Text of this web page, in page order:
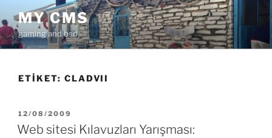
geç MY CMS
gaming and bsd
ETIKET: CLADVII
YAYIM
TARIHI
12/08/2009
Web sitesi Kılavuzları Yarışması: